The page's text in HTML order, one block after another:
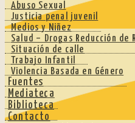
Abuso Sexual
Justicia penal juvenil
Medios y Niñez
Salud – Drogas Reducción de
Situación de calle
Trabajo Infantil
Violencia Basada en Género
Fuentes
Mediateca
Biblioteca
Contacto